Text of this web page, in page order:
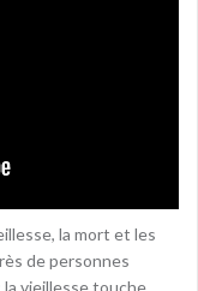
la mort et les
de personnes
vieillesse touche